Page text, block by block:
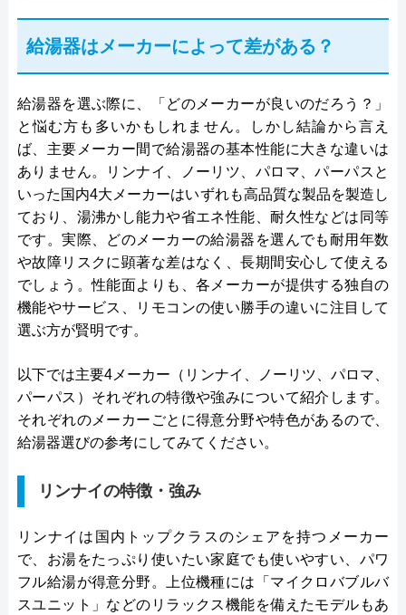
給湯器はメーカーによって差がある？
給湯器を選ぶ際に、「どのメーカーが良いのだろう？」
と悩む方も多いかもしれません。しかし結論から言え
ば、主要メーカー間で給湯器の基本性能に大きな違いは
ありません。リンナイ、ノーリツ、パロマ、パーパスと
いった国内4大メーカーはいずれも高品質な製品を製造し
ており、湯沸かし能力や省エネ性能、耐久性などは同等
です。実際、どのメーカーの給湯器を選んでも耐用年数
や故障リスクに顕著な差はなく、長期間安心して使える
でしょう。性能面よりも、各メーカーが提供する独自の
機能やサービス、リモコンの使い勝手の違いに注目して
選ぶ方が賢明です。
以下では主要4メーカー（リンナイ、ノーリツ、パロマ、
パーパス）それぞれの特徴や強みについて紹介します。
それぞれのメーカーごとに得意分野や特色があるので、
給湯器選びの参考にしてみてください。
リンナイの特徴・強み
リンナイは国内トップクラスのシェアを持つメーカー
で、お湯をたっぷり使いたい家庭でも使いやすい、パワ
フル給湯が得意分野。上位機種には「マイクロバブルバ
スユニット」などのリラックス機能を備えたモデルもあ